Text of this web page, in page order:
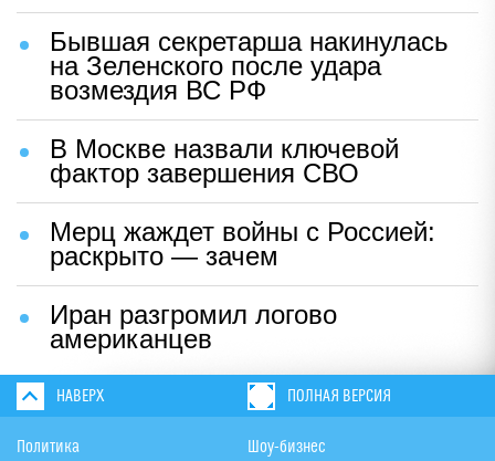
Бывшая секретарша накинулась
на Зеленского после удара
возмездия ВС РФ
В Москве назвали ключевой
фактор завершения СВО
Мерц жаждет войны с Россией:
раскрыто — зачем
Иран разгромил логово
американцев
НАВЕРХ ПОЛНАЯ ВЕРСИЯ
Политика Шоу-бизнес